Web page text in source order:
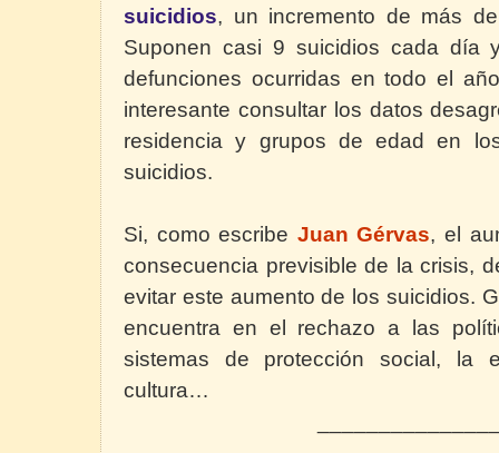
suicidios, un incremento de más
Suponen casi 9 suicidios cada día
defunciones ocurridas en todo el
interesante consultar los datos
residencia y grupos de edad en
suicidios.
Si, como escribe Juan Gérvas, el
consecuencia previsible de la crisis,
evitar este aumento de los suicidios.
encuentra en el rechazo a las
sistemas de protección social, la
cultura…